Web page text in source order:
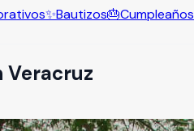
✨Bautizos🎂Cumpleaños
Veracruz